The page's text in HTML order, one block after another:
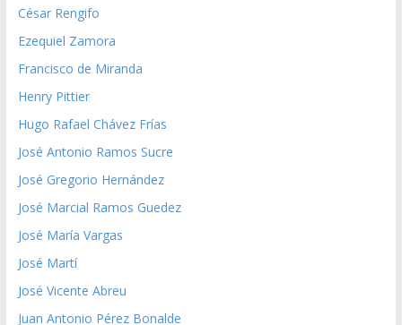
César Rengifo
Ezequiel Zamora
Francisco de Miranda
Henry Pittier
Hugo Rafael Chávez Frías
José Antonio Ramos Sucre
José Gregorio Hernández
José Marcial Ramos Guedez
José María Vargas
José Martí
José Vicente Abreu
Juan Antonio Pérez Bonalde